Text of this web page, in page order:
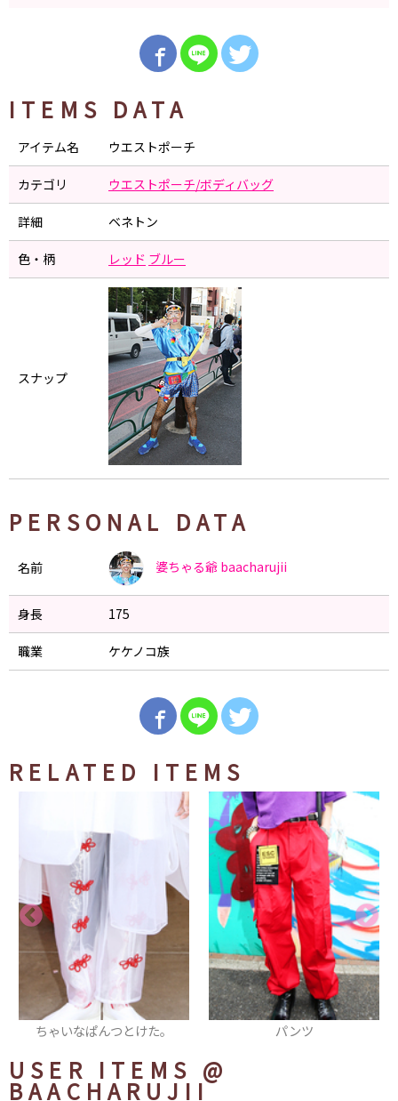
ITEMS DATA
アイテム名 ウエストポーチ
カテゴリ ウエストポーチ/ボディバッグ
詳細 ベネトン
色・柄 レッド ブルー
スナップ
PERSONAL DATA
名前 婆ちゃる爺 baacharujii
身長 175
職業 ケケノコ族
RELATED ITEMS
ちゃいなぱんつとけた。 パンツ
USER ITEMS @
BAACHARUJII